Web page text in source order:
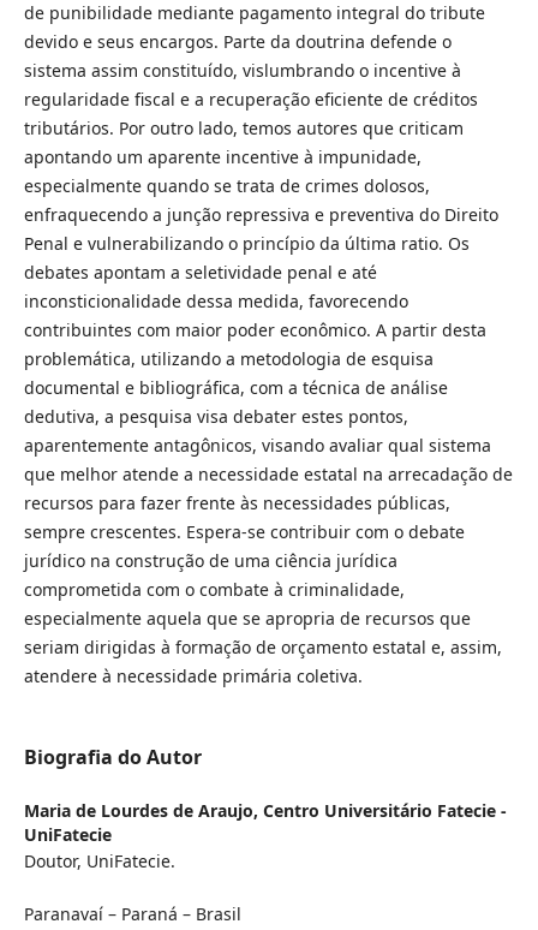
de punibilidade mediante pagamento integral do tribute
devido e seus encargos. Parte da doutrina defende o
sistema assim constituído, vislumbrando o incentive à
regularidade fiscal e a recuperação eficiente de créditos
tributários. Por outro lado, temos autores que criticam
apontando um aparente incentive à impunidade,
especialmente quando se trata de crimes dolosos,
enfraquecendo a junção repressiva e preventiva do Direito
Penal e vulnerabilizando o princípio da última ratio. Os
debates apontam a seletividade penal e até
inconsticionalidade dessa medida, favorecendo
contribuintes com maior poder econômico. A partir desta
problemática, utilizando a metodologia de esquisa
documental e bibliográfica, com a técnica de análise
dedutiva, a pesquisa visa debater estes pontos,
aparentemente antagônicos, visando avaliar qual sistema
que melhor atende a necessidade estatal na arrecadação de
recursos para fazer frente às necessidades públicas,
sempre crescentes. Espera-se contribuir com o debate
jurídico na construção de uma ciência jurídica
comprometida com o combate à criminalidade,
especialmente aquela que se apropria de recursos que
seriam dirigidas à formação de orçamento estatal e, assim,
atendere à necessidade primária coletiva.
Biografia do Autor
Maria de Lourdes de Araujo, Centro Universitário Fatecie -
UniFatecie
Doutor, UniFatecie.
Paranavaí – Paraná – Brasil